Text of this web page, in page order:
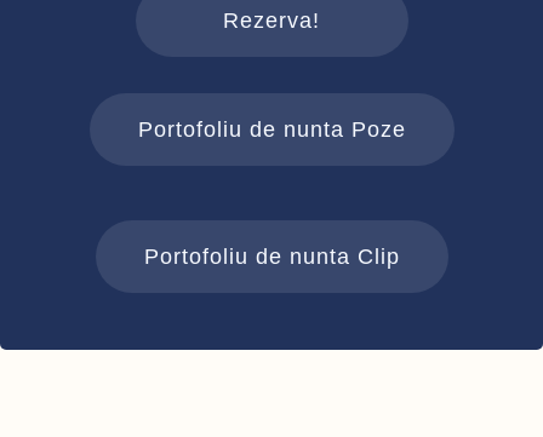
Rezerva!
Portofoliu de nunta Poze
Portofoliu de nunta Clip